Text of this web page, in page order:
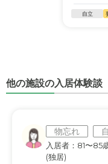
自立
他の施設の入居体験談
物忘れ
入居者：81〜85
(独居)